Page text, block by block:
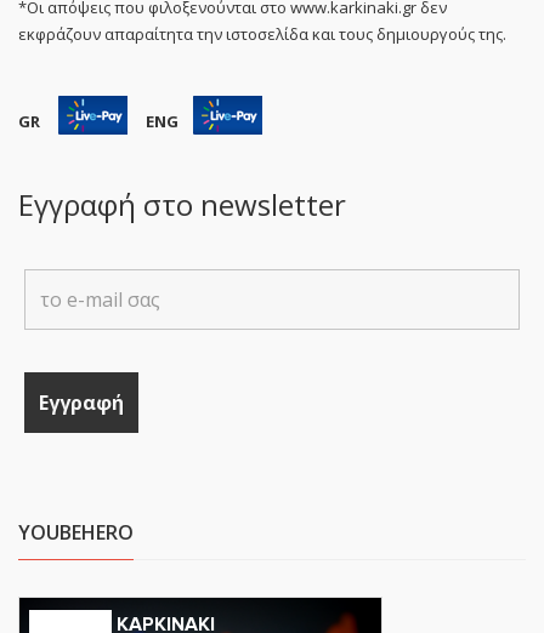
*Οι απόψεις που φιλοξενούνται στο www.karkinaki.gr δεν
εκφράζουν απαραίτητα την ιστοσελίδα και τους δημιουργούς της.
GR ENG
Εγγραφή στο newsletter
YOUBEHERO